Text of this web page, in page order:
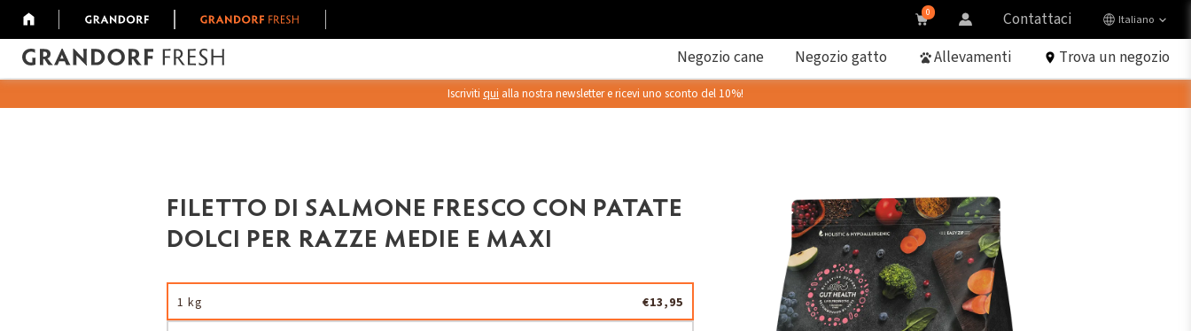
0 Contattaci Italiano
Negozio cane Negozio gatto Allevamenti Trova un negozio
Iscriviti qui alla nostra newsletter e ricevi uno sconto del 10%!
FILETTO DI SALMONE FRESCO CON PATATE
DOLCI PER RAZZE MEDIE E MAXI
1 kg €13,95